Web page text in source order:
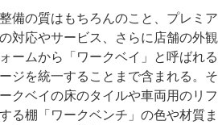
備の質はもちろんのこと、プレミア
対応やサービス、さらに店舗の外観
ームから「ワークベイ」と呼ばれる
ジを統一することまで含まれる。そ
クベイの床のタイルや車両用のリフ
る棚「ワークベンチ」の色や材質ま